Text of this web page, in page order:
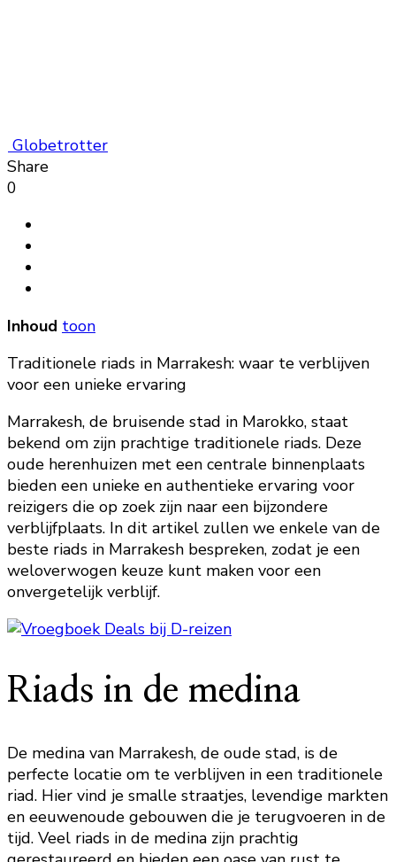
Globetrotter
Share
0
Inhoud toon
Traditionele riads in Marrakesh: waar te verblijven
voor een unieke ervaring
Marrakesh, de bruisende stad in Marokko, staat
bekend om zijn prachtige traditionele riads. Deze
oude herenhuizen met een centrale binnenplaats
bieden een unieke en authentieke ervaring voor
reizigers die op zoek zijn naar een bijzondere
verblijfplaats. In dit artikel zullen we enkele van de
beste riads in Marrakesh bespreken, zodat je een
weloverwogen keuze kunt maken voor een
onvergetelijk verblijf.
Riads in de medina
De medina van Marrakesh, de oude stad, is de
perfecte locatie om te verblijven in een traditionele
riad. Hier vind je smalle straatjes, levendige markten
en eeuwenoude gebouwen die je terugvoeren in de
tijd. Veel riads in de medina zijn prachtig